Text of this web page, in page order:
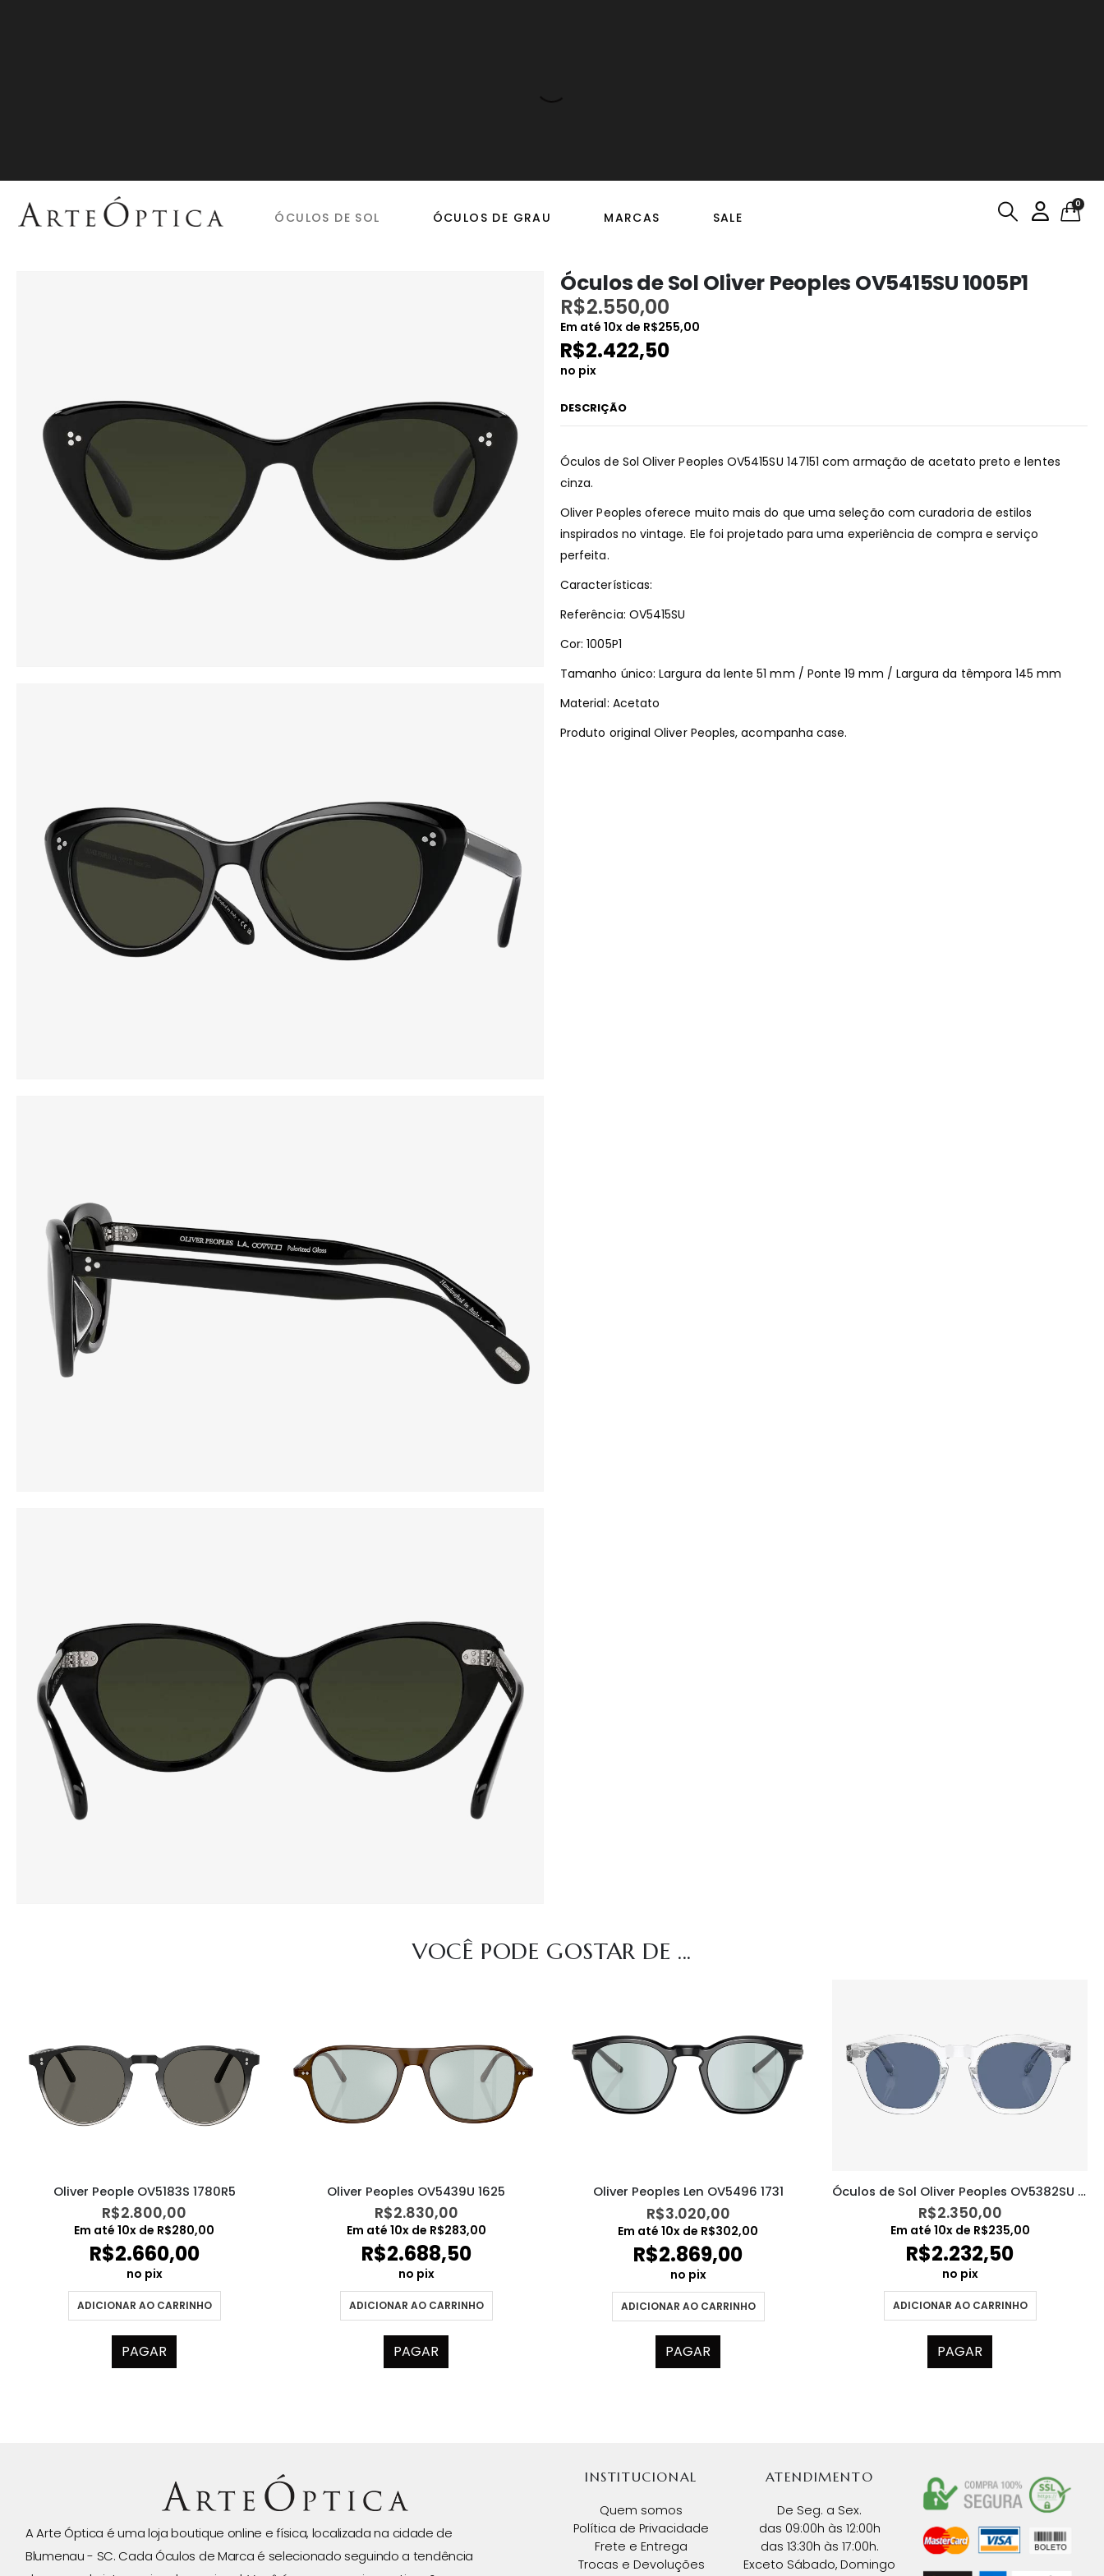
ÓCULOS DE SOL ÓCULOS DE GRAU MARCAS SALE
0
Óculos de Sol Oliver Peoples OV5415SU 1005P1
R$2.550,00
Em até 10x de R$255,00
R$2.422,50
no pix
DESCRIÇÃO
Óculos de Sol Oliver Peoples OV5415SU 147151 com armação de acetato preto e lentes
cinza.
Oliver Peoples oferece muito mais do que uma seleção com curadoria de estilos
inspirados no vintage. Ele foi projetado para uma experiência de compra e serviço
perfeita.
Características:
Referência: OV5415SU
Cor: 1005P1
Tamanho único: Largura da lente 51 mm / Ponte 19 mm / Largura da têmpora 145 mm
Material: Acetato
Produto original Oliver Peoples, acompanha case.
VOCÊ PODE GOSTAR DE ...
Oliver People OV5183S 1780R5
R$2.800,00
Em até 10x de R$280,00
R$2.660,00
no pix
ADICIONAR AO CARRINHO
PAGAR
Oliver Peoples OV5439U 1625
R$2.830,00
Em até 10x de R$283,00
R$2.688,50
no pix
ADICIONAR AO CARRINHO
PAGAR
Oliver Peoples Len OV5496 1731
R$3.020,00
Em até 10x de R$302,00
R$2.869,00
no pix
ADICIONAR AO CARRINHO
PAGAR
Óculos de Sol Oliver Peoples OV5382SU 110180
R$2.350,00
Em até 10x de R$235,00
R$2.232,50
no pix
ADICIONAR AO CARRINHO
PAGAR
A Arte Óptica é uma loja boutique online e física, localizada na cidade de
Blumenau - SC. Cada Óculos de Marca é selecionado seguindo a tendência
INSTITUCIONAL
Quem somos
Política de Privacidade
Frete e Entrega
Trocas e Devoluções
ATENDIMENTO
De Seg. a Sex.
das 09:00h às 12:00h
das 13:30h às 17:00h.
Exceto Sábado, Domingo